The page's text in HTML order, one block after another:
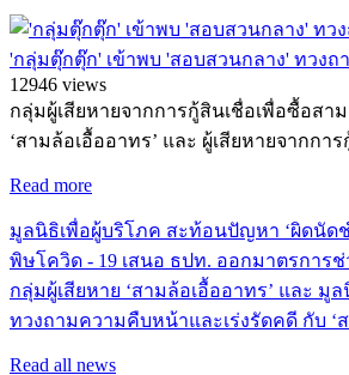
'กลุ่มตุ๊กตุ๊ก' เข้าพบ 'สอบสวนกลาง' ทวง
12946 views
กลุ่มผู้เสียหายจากการกู้สินเชื่อเพื่อซื้อสา
‘สามล้อเอื้ออาทร’ และ ผู้เสียหายจากการ
Read more
มูลนิธิเพื่อผู้บริโภค สะท้อนปัญหา ‘ผิดนัดช
พิษโควิด - 19 เสนอ ธปท. ออกมาตรการ
กลุ่มผู้เสียหาย ‘สามล้อเอื้ออาทร’ และ มู
ทวงถามความคืบหน้าและเร่งรัดคดี กับ ‘
Read all news